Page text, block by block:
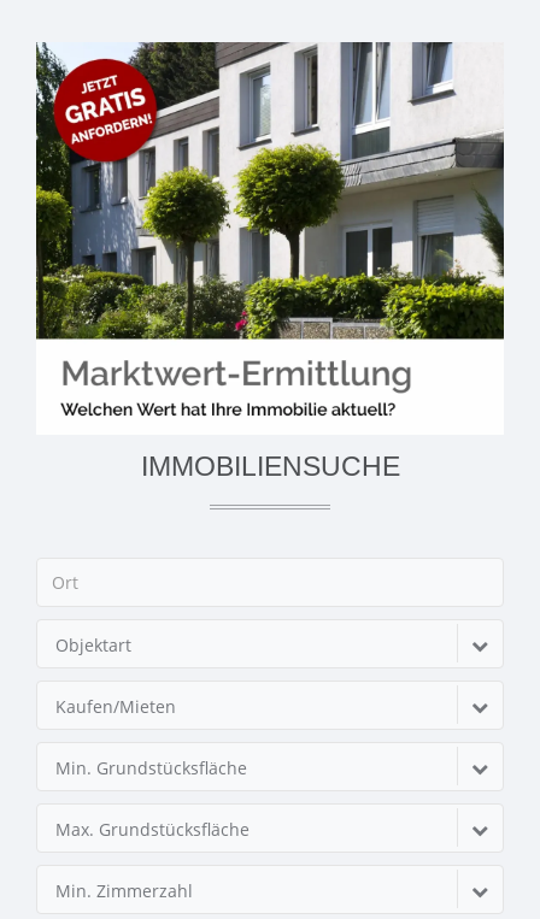
IMMOBILIENSUCHE
Objektart
Kaufen/Mieten
Min. Grundstücksfläche
Max. Grundstücksfläche
Min. Zimmerzahl